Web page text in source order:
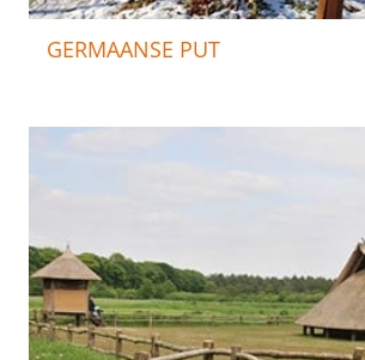
GERMAANSE PUT